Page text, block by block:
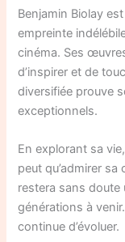
Benjamin Biolay
empreinte
cinéma. Ses
d’inspirer et de
diversifiée prouve
exceptionnels.
En explorant sa
peut qu’admirer
restera sans doute
générations à
continue d’évoluer.